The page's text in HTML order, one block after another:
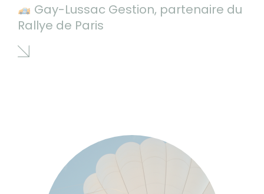
Gay-Lussac Gestion, partenaire du
Rallye de Paris